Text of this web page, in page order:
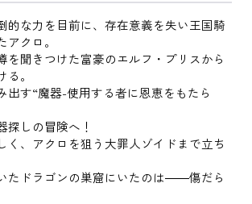
的な力を目前に、存在意義を失い王国騎
クロ。
を聞きつけた富豪のエルフ・プリスから
。
出す“魔器-使用する者に恩恵をもたら
探しの冒険へ！
く、アクロを狙う大罪人ゾイドまで立ち
たドラゴンの巣窟にいたのは――傷だら